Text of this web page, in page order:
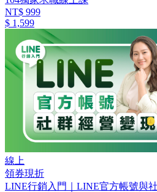
NT$ 999
$ 1,599
線上
領券現折
LINE行銷入門｜LINE官方帳號與